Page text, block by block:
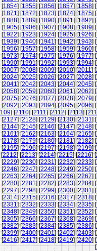
[1854] [1855] [1856] [1857] [1858] [
[1871] [1872] [1873] [1874] [1875] [
[1888] [1889] [1890] [1891] [1892] [
[1905] [1906] [1907] [1908] [1909] [
[1922] [1923] [1924] [1925] [1926] [
[1939] [1940] [1941] [1942] [1943] [
[1956] [1957] [1958] [1959] [1960] [
[1973] [1974] [1975] [1976] [1977] [
[1990] [1991] [1992] [1993] [1994] [
[2007] [2008] [2009] [2010] [2011] [
[2024] [2025] [2026] [2027] [2028] [
[2041] [2042] [2043] [2044] [2045] [
[2058] [2059] [2060] [2061] [2062] [
[2075] [2076] [2077] [2078] [2079] [
[2092] [2093] [2094] [2095] [2096] [
] [2110] [2111] [2112] [2113] [
[2127] [2128] [2129] [2130] [2131] [
[2144] [2145] [2146] [2147] [2148] [
[2161] [2162] [2163] [2164] [2165] [
[2178] [2179] [2180] [2181] [2182] [
[2195] [2196] [2197] [2198] [2199] [
[2212] [2213] [2214] [2215] [2216] [
[2229] [2230] [2231] [2232] [2233] [
[2246] [2247] [2248] [2249] [2250] [
[2263] [2264] [2265] [2266] [2267] [
[2280] [2281] [2282] [2283] [2284] [
[2297] [2298] [2299] [2300] [2301] [
[2314] [2315] [2316] [2317] [2318] [
[2331] [2332] [2333] [2334] [2335] [
[2348] [2349] [2350] [2351] [2352] [
[2365] [2366] [2367] [2368] [2369] [
[2382] [2383] [2384] [2385] [2386] [
[2399] [2400] [2401] [2402] [2403] [
[2416] [2417] [2418] [2419] [2420] [
[